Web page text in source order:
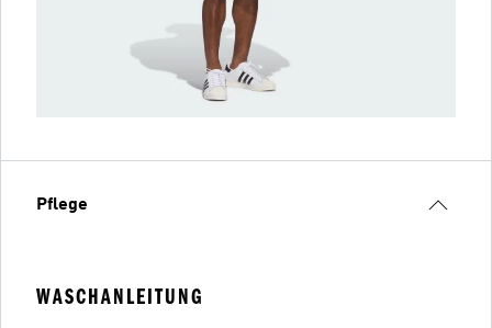
Pflege
WASCHANLEITUNG